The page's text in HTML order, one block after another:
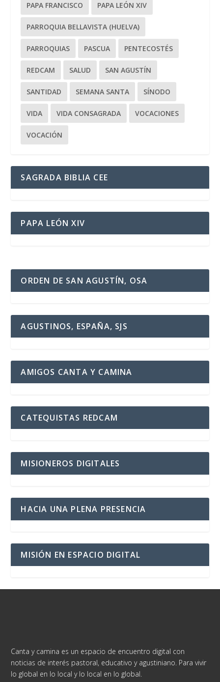
PAPA FRANCISCO PAPA LEÓN XIV
PARROQUIA BELLAVISTA (HUELVA)
PARROQUIAS PASCUA PENTECOSTÉS
REDCAM SALUD SAN AGUSTÍN
SANTIDAD SEMANA SANTA SÍNODO
VIDA VIDA CONSAGRADA VOCACIONES
VOCACIÓN
SAGRADA BIBLIA CEE
PAPA LEÓN XIV
ORDEN DE SAN AGUSTÍN, OSA
AGUSTINOS, ESPAÑA, SJS
AMIGOS CANTA Y CAMINA
CATEQUISTAS REDCAM
MISIONEROS DIGITALES
HACIA UNA PLENA PRESENCIA
MISIÓN EN ESPACIO DIGITAL
Canta y camina es un espacio de encuentro digital con
noticias de interés pastoral, educativo y agustiniano. Para vivir
lo global en lo local y lo local en lo global.